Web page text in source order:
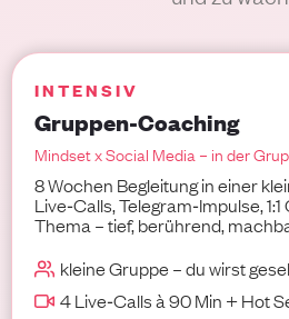
INTENSIV
Gruppen-Coaching
Mindset x Social Media – in der
8 Wochen Begleitung in einer
Live‑Calls, Telegram‑Impulse,
Thema – tief, berührend,
kleine Gruppe – du wirst
4 Live‑Calls à 90 Min + Hot